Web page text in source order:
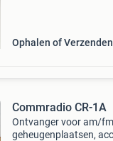
Ophalen of Verzenden
Commradio CR-1A
Ontvanger voor am/
geheugenplaatsen,